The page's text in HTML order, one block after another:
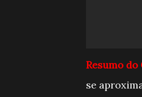
Resumo do
se